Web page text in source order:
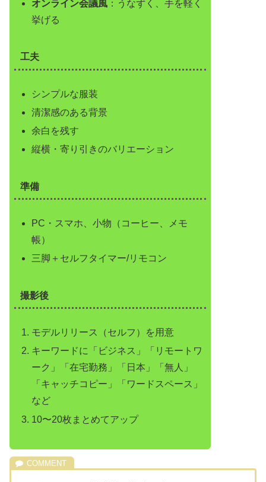
オンライン会議風 ：うなずく、手を軽く
挙げる
工夫
シンプルな服装
清潔感のある背景
余白を残す
縦横・寄り引きのバリエーション
準備
PC・スマホ、小物（コーヒー、メモ
帳）
三脚＋セルフタイマー/リモコン
撮影後
モデルリリース（セルフ）を用意
キーワードに「ビジネス」「リモートワ
ーク」「在宅勤務」「日本」「無人」
「キャッチコピー」「ワードスペース」
など
10〜20枚まとめてアップ